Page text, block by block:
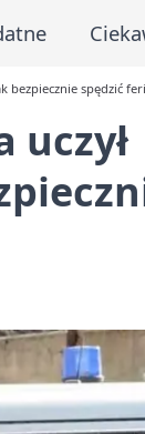
bezpiecznie spędzić
uczył